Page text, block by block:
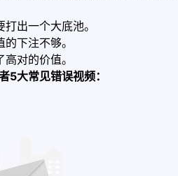
出一个大底池。
下注不够。
对的价值。
5大常见错误视频：